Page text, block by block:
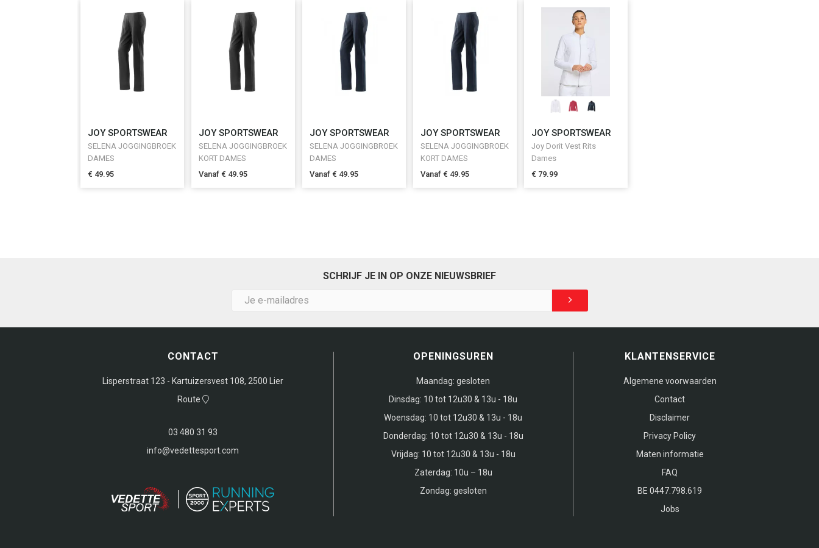
JOY SPORTSWEAR
SELENA JOGGINGBROEK
DAMES
€ 49.95
JOY SPORTSWEAR
SELENA JOGGINGBROEK
KORT DAMES
Vanaf € 49.95
JOY SPORTSWEAR
SELENA JOGGINGBROEK
DAMES
Vanaf € 49.95
JOY SPORTSWEAR
SELENA JOGGINGBROEK
KORT DAMES
Vanaf € 49.95
JOY SPORTSWEAR
Joy Dorit Vest Rits
Dames
€ 79.99
SCHRIJF JE IN OP ONZE NIEUWSBRIEF
CONTACT
Lisperstraat 123 - Kartuizersvest 108, 2500 Lier
Route
03 480 31 93
info@vedettesport.com
OPENINGSUREN
Maandag: gesloten
Dinsdag: 10 tot 12u30 & 13u - 18u
Woensdag: 10 tot 12u30 & 13u - 18u
Donderdag: 10 tot 12u30 & 13u - 18u
Vrijdag: 10 tot 12u30 & 13u - 18u
Zaterdag: 10u – 18u
Zondag: gesloten
KLANTENSERVICE
Algemene voorwaarden
Contact
Disclaimer
Privacy Policy
Maten informatie
FAQ
BE 0447.798.619
Jobs